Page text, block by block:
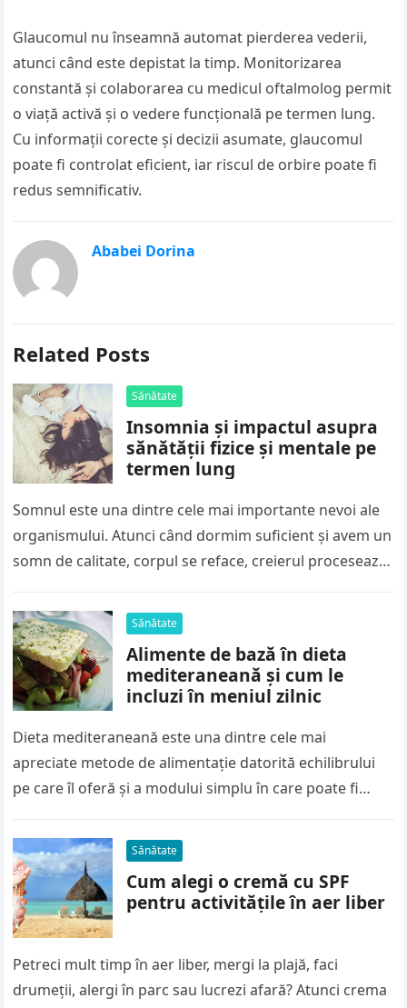
Glaucomul nu înseamnă automat pierderea vederii,
atunci când este depistat la timp. Monitorizarea
constantă și colaborarea cu medicul oftalmolog permit
o viață activă și o vedere funcțională pe termen lung.
Cu informații corecte și decizii asumate, glaucomul
poate fi controlat eficient, iar riscul de orbire poate fi
redus semnificativ.
Ababei Dorina
Related Posts
Sănătate
Insomnia și impactul asupra
sănătății fizice și mentale pe
termen lung
Somnul este una dintre cele mai importante nevoi ale
organismului. Atunci când dormim suficient și avem un
somn de calitate, corpul se reface, creierul procesează
Sănătate
Alimente de bază în dieta
mediteraneană și cum le
incluzi în meniul zilnic
Dieta mediteraneană este una dintre cele mai
apreciate metode de alimentație datorită echilibrului
pe care îl oferă și a modului simplu în care poate fi
Sănătate
Cum alegi o cremă cu SPF
pentru activitățile în aer liber
Petreci mult timp în aer liber, mergi la plajă, faci
drumeții, alergi în parc sau lucrezi afară? Atunci crema